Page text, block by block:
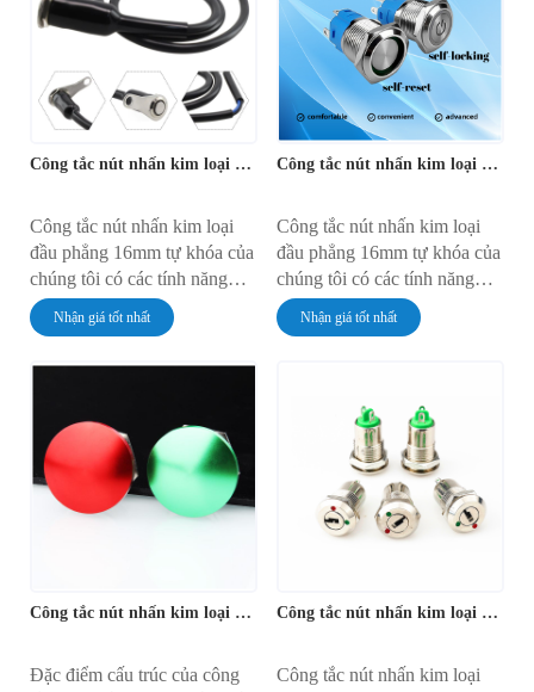
của các tiếp điểm. Nhờ thiết
kế và sản xuất hợp lý, công
tắc có thể đảm bảo an toàn và
độ tin cậy trong nhiều ứng
dụng khác nhau.
điện đơn giản 5. không có
đèn và đèn có hai lựa chọn,
đỏ, vàng, trắng, xanh lam và
xanh lục năm loại màu đèn để
lựa chọn
Công tắc nút nhấn kim loại 16mm
Công tắc nút nhấn kim loại
đầu phẳng 16mm tự khóa của
chúng tôi có các tính năng
sau: 1. hai loại hoạt động: tự
khóa và tự đặt lại 2. tiếp điểm
dòng điện cao, hệ thống dây
điện đơn giản 5. không có
đèn và đèn có hai lựa chọn,
đỏ, vàng, trắng, xanh lam và
Nhận giá tốt nhất
Công tắc nút nhấn kim loại 16mm
Công tắc nút nhấn kim loại
đầu phẳng 16mm tự khóa của
chúng tôi có các tính năng
sau: 1. hai loại hoạt động: tự
khóa và tự đặt lại 2. tiếp điểm
chống nước IP66 4. chân hàn
dòng điện cao, hệ thống dây
điện đơn giản 5. không có
đèn và đèn có hai lựa chọn,
đỏ, vàng, trắng, xanh lam và
xanh lục năm loại màu đèn để
Nhận giá tốt nhất
Công tắc nút nhấn kim loại 16mm
Đặc điểm cấu trúc của công
Công tắc nút nhấn kim loại 12mm có chìa khóa
Công tắc nút nhấn kim loại